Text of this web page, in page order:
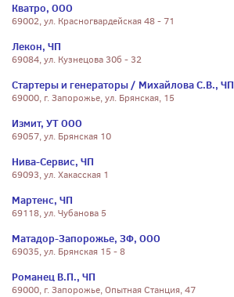
Кватро, ООО
69002, ул. Красногвардейская 48 - 71
Лекон, ЧП
69084, ул. Кузнецова 30б - 32
Стартеры и генераторы / Михайлова С.В., ЧП
69000, г. Запорожье, ул. Брянская, 15
Измит, УТ ООО
69057, ул. Брянская 10
Нива-Сервис, ЧП
69093, ул. Хакасская 1
Мартенс, ЧП
69118, ул. Чубанова 5
Матадор-Запорожье, ЗФ, ООО
69035, ул. Брянская 15 - 8
Романец В.П., ЧП
69000, г. Запорожье, Опытная Станция, 47